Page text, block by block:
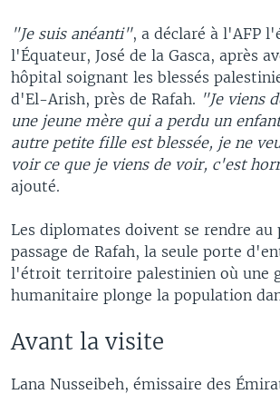
"Je suis anéanti", a déclaré à l'AFP
l'Équateur, José de la Gasca, après
hôpital soignant les blessés
d'El-Arish, près de Rafah. "Je viens
une jeune mère qui a perdu un
autre petite fille est blessée, je ne
voir ce que je viens de voir, c'est
ajouté.
Les diplomates doivent se rendre au
passage de Rafah, la seule porte
l'étroit territoire palestinien où une
humanitaire plonge la population
Avant la visite
Lana Nusseibeh, émissaire des